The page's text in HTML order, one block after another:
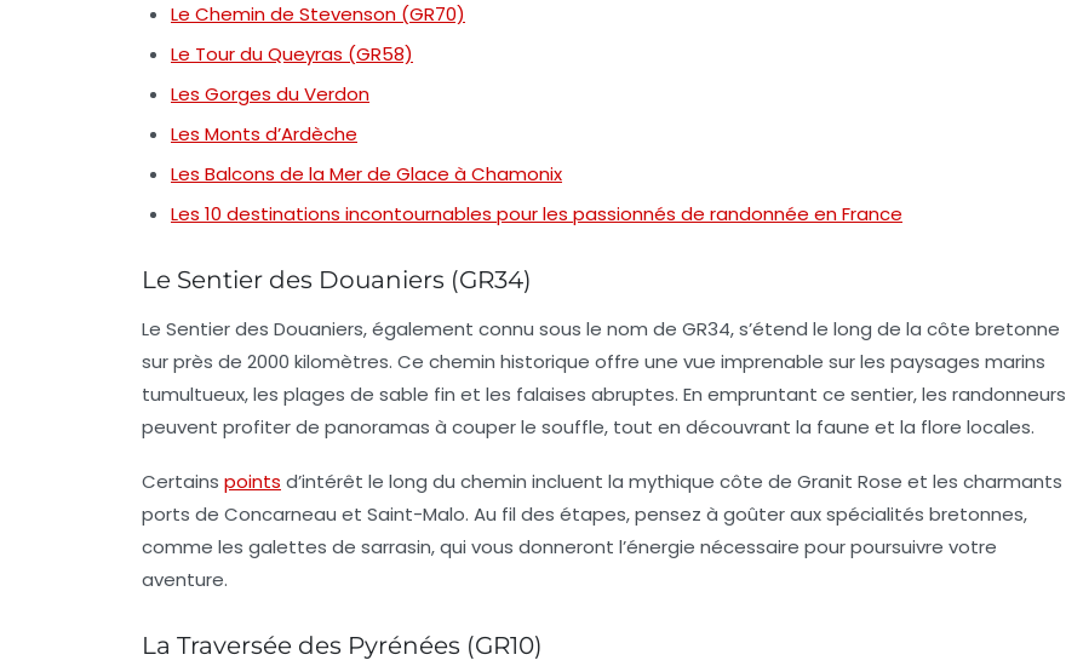
Le Chemin de Stevenson (GR70)
Le Tour du Queyras (GR58)
Les Gorges du Verdon
Les Monts d’Ardèche
Les Balcons de la Mer de Glace à Chamonix
Les 10 destinations incontournables pour les passionnés de randonnée en France
Le Sentier des Douaniers (GR34)
Le Sentier des Douaniers, également connu sous le nom de GR34, s’étend le long de la côte bretonne
sur près de 2000 kilomètres. Ce chemin historique offre une vue imprenable sur les paysages marins
tumultueux, les plages de sable fin et les falaises abruptes. En empruntant ce sentier, les randonneurs
peuvent profiter de panoramas à couper le souffle, tout en découvrant la faune et la flore locales.
Certains points d’intérêt le long du chemin incluent la mythique côte de Granit Rose et les charmants
ports de Concarneau et Saint-Malo. Au fil des étapes, pensez à goûter aux spécialités bretonnes,
comme les galettes de sarrasin, qui vous donneront l’énergie nécessaire pour poursuivre votre
aventure.
La Traversée des Pyrénées (GR10)